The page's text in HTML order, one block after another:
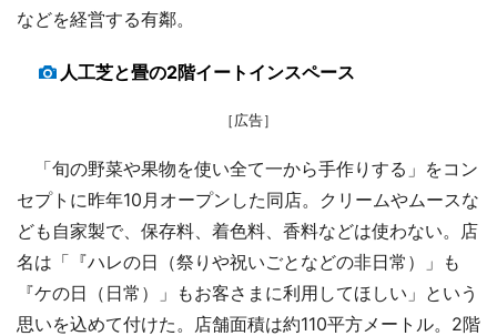
などを経営する有鄰。
人工芝と畳の2階イートインスペース
［広告］
「旬の野菜や果物を使い全て一から手作りする」をコン
セプトに昨年10月オープンした同店。クリームやムースな
ども自家製で、保存料、着色料、香料などは使わない。店
名は「『ハレの日（祭りや祝いごとなどの非日常）」も
『ケの日（日常）」もお客さまに利用してほしい」という
思いを込めて付けた。店舗面積は約110平方メートル。2階